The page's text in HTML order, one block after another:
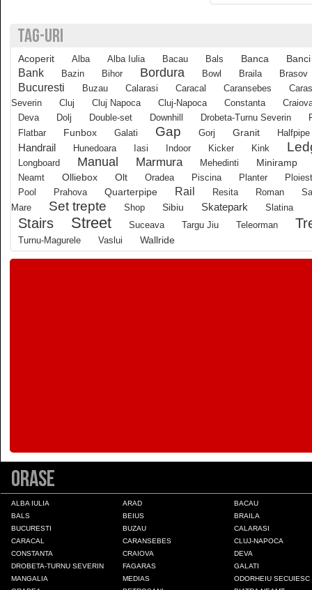
Buzau
Calarasi
Calimanesti
Caransebes
Cluj-Napoca
Draganesti-Olt
Drobeta-Turnu Severin
Galati
TAG-URI
Acoperit Alba Alba Iulia Bacau Bals Banca Banci
Bank Bazin Bihor Bordura Bowl Braila Brasov
Bucuresti Buzau Calarasi Caracal Caransebes
Severin
Cluj Cluj Napoca Cluj-Napoca Constanta
Deva
Dolj Double-set Downhill Drobeta-Turnu Severin
Flatbar
Funbox Galati Gap Gorj Granit Halfpipe
Handrail Hunedoara Iasi Indoor Kicker Kink
Longboard Manual Marmura Mehedinti
Miniramp
Neamt
Olliebox Olt Oradea Piscina Planter
Pool
Prahova Quarterpipe Rail Resita Roman
Mare
Set trepte Shop Sibiu Skatepark Slatina
Stairs Street Suceava Targu Jiu Teleorman
Turnu-Magurele Vaslui Wallride
Orase
ALBA IULIA ARAD
BACAU
BALS
BEIUS
BRAILA
BUCURESTI
BUZAU
CALARASI
CARACAL
CARANSEBES
CLUJ-NAPOCA
CONSTANTA
CRAIOVA
DEVA
DROBETA-TURNU SEVERIN
FAGARAS
GALATI
MANGALIA
MEDIAS
ODORHEIU SECUIESC